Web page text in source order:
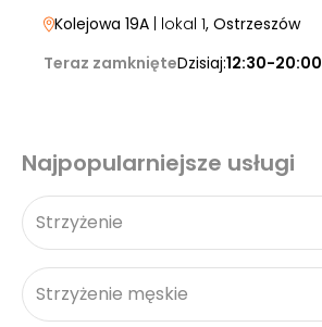
Kolejowa 19A | lokal 1, Ostrzeszów
Teraz zamknięteDzisiaj:12:30-20:00
Najpopularniejsze usługi
Strzyżenie
Strzyżenie męskie